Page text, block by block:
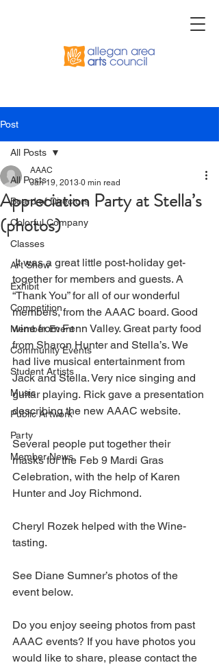
Post
All Posts
Board of Directors
Colorful Company
Classes
Art Show
Exhibit
Competition
Member Event
Community Events
Student Artists
Music
Public Artwork
Party
Member News
All Posts
Appreciation Party at Stella’s
(photos)
AAAC
Jan 19, 2013 0 min read
It was a great little post-holiday get-
together for members and guests. A
“Thank You” for all of our wonderful
members, from the AAAC board. Good
wine from Fenn Valley. Great party food
from Sharon Hunter and Stella’s. We
had live musical entertainment from
Jack and Stella. Very nice singing and
guitar playing. Rick gave a presentation
describing the new AAAC website.
Several people put together their
masks for the Feb 9 Mardi Gras
Celebration, with the help of Karen
Hunter and Joy Richmond.
Cheryl Rozek helped with the Wine-
tasting.
See Diane Sumner’s photos of the
event below.
Do you enjoy seeing photos from past
AAAC events? If you have photos you
would like to share, please contact the